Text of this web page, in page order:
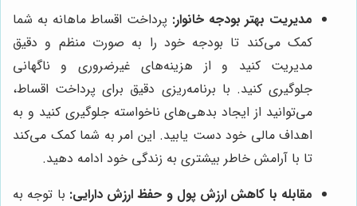
مدیریت بهتر بودجه خانوار: پرداخت اقساط ماهانه به شما
کمک می‌کند تا بودجه خود را به صورت منظم و دقیق
مدیریت کنید و از هزینه‌های غیرضروری و ناگهانی
جلوگیری کنید. با برنامه‌ریزی دقیق برای پرداخت اقساط،
می‌توانید از ایجاد بدهی‌های ناخواسته جلوگیری کنید و به
اهداف مالی خود دست یابید. این امر به شما کمک می‌کند
تا با آرامش خاطر بیشتری به زندگی خود ادامه دهید.
مقابله با کاهش ارزش پول و حفظ ارزش دارایی: با توجه به